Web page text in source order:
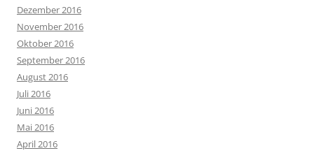
Dezember 2016
November 2016
Oktober 2016
September 2016
August 2016
Juli 2016
Juni 2016
Mai 2016
April 2016